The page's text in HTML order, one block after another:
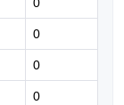
0
0
0
0